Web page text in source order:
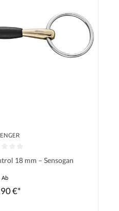
von 0 von 5 Sternen
18 mm – Sensogan
Ab
€*